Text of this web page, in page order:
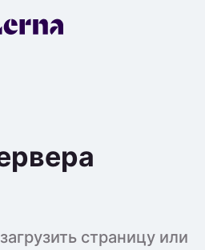
страницу или